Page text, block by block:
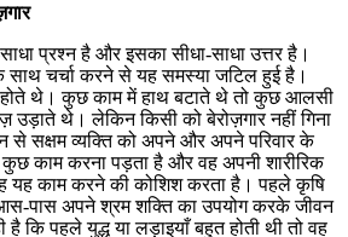
प्रश्न है और इसका सीधा-साधा उत्तर है।
चर्चा करने से यह समस्या जटिल हुई है।
थे। कुछ काम में हाथ बटाते थे तो कुछ आलसी
उड़ाते थे। लेकिन किसी को बेरोज़गार नहीं गिना
से सक्षम व्यक्ति को अपने और अपने परिवार के
कुछ काम करना पड़ता है और वह अपनी शारीरिक
काम करने की कोशिश करता है। पहले कृषि
पास अपने श्रम शक्ति का उपयोग करके जीवन
है कि पहले युद्ध या लड़ाइयाँ बहुत होती थी तो वह